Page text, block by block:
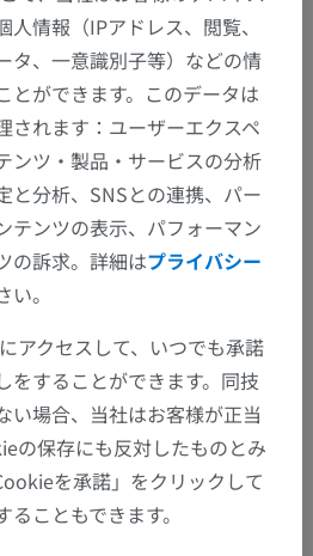
情報（IPアドレス、閲覧、
タ、一意識別子等）などの情
とができます。このデータは
されます：ユーザーエクスペ
ンツ・製品・サービスの分析
と分析、SNSとの連携、パー
テンツの表示、パフォーマン
の訴求。詳細はプライバシー
。
アクセスして、いつでも承諾
をすることができます。同技
い場合、当社はお客様が正当
の保存にも反対したものとみ
を承諾」をクリックして
こともできます。